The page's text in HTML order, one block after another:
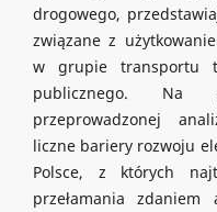
drogowego,
związane z
w grupie transportu
publicznego. Na
przeprowadzonej
liczne bariery rozwoju
Polsce, z których
przełamania zdaniem